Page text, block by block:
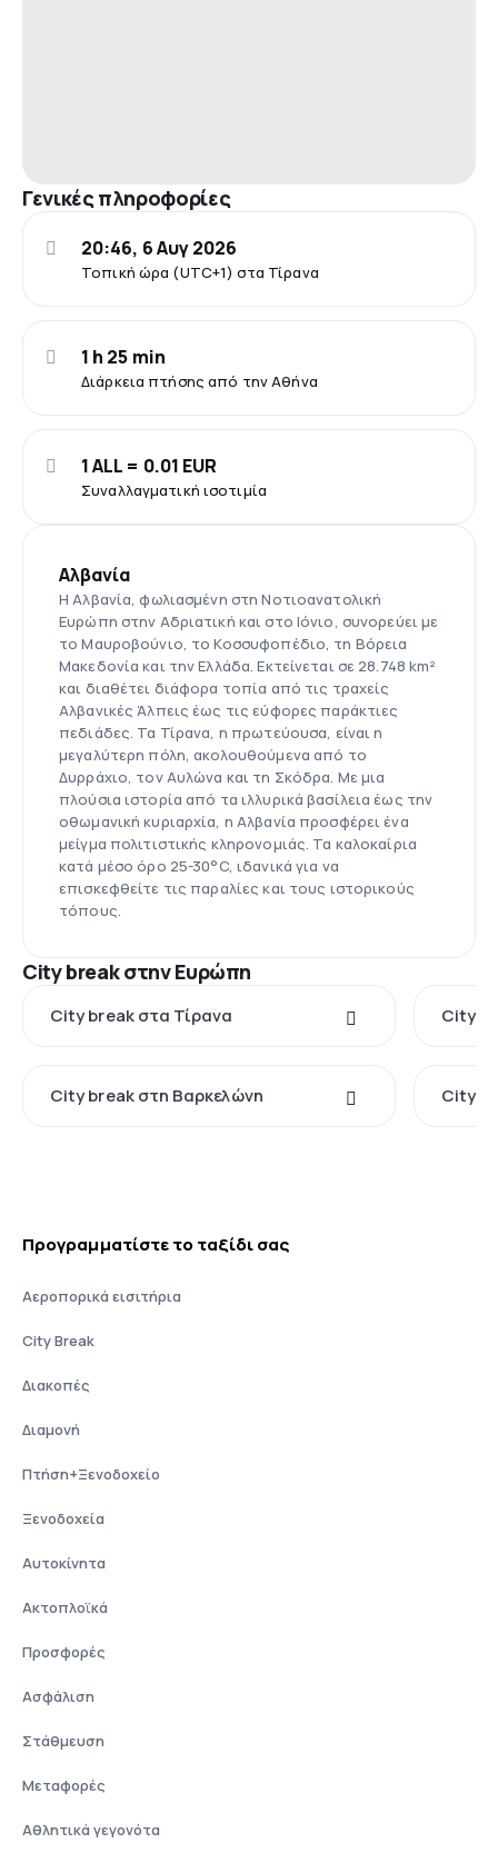
Γενικές πληροφορίες
Τοπική ώρα (UTC+1) στα Τίρανα
20:46, 6 Αυγ 2026
Διάρκεια πτήσης από την Αθήνα
1 h 25 min
Συναλλαγματική ισοτιμία
1 ALL = 0.01 EUR
Αλβανία
Η Αλβανία, φωλιασμένη στη Νοτιοανατολική
Ευρώπη στην Αδριατική και στο Ιόνιο, συνορεύει με
το Μαυροβούνιο, το Κοσσυφοπέδιο, τη Βόρεια
Μακεδονία και την Ελλάδα. Εκτείνεται σε 28.748 km²
και διαθέτει διάφορα τοπία από τις τραχείς
Αλβανικές Άλπεις έως τις εύφορες παράκτιες
πεδιάδες. Τα Τίρανα, η πρωτεύουσα, είναι η
μεγαλύτερη πόλη, ακολουθούμενα από το
Δυρράχιο, τον Αυλώνα και τη Σκόδρα. Με μια
πλούσια ιστορία από τα ιλλυρικά βασίλεια έως την
οθωμανική κυριαρχία, η Αλβανία προσφέρει ένα
μείγμα πολιτιστικής κληρονομιάς. Τα καλοκαίρια
κατά μέσο όρο 25-30°C, ιδανικά για να
επισκεφθείτε τις παραλίες και τους ιστορικούς
τόπους.
City break στην Ευρώπη
City break στα Τίρανα City
City break στη Βαρκελώνη City
Προγραμματίστε το ταξίδι σας
Αεροπορικά εισιτήρια
City Break
Διακοπές
Διαμονή
Πτήση+Ξενοδοχείο
Ξενοδοχεία
Αυτοκίνητα
Ακτοπλοϊκά
Προσφορές
Ασφάλιση
Στάθμευση
Μεταφορές
Αθλητικά γεγονότα